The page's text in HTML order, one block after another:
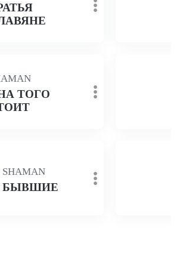
ТОГО
SHAMAN
БЫВШИЕ